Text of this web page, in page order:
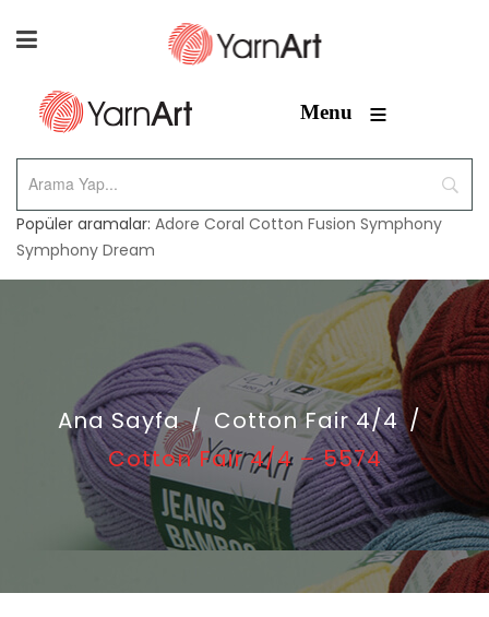
Menu ≡
Popüler aramalar: Adore Coral Cotton Fusion Symphony
Symphony Dream
Ana Sayfa / Cotton Fair 4/4 /
Cotton Fair 4/4 – 5574